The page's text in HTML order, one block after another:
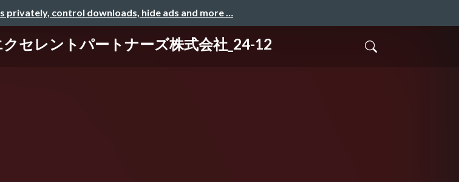
privately, control downloads, hide ads and more …
セレントパートナーズ株式会社_24-12